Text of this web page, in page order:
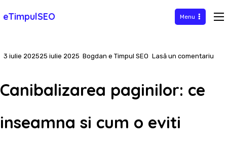
eTimpulSEO Menu
3 iulie 202525 iulie 2025 Bogdan e Timpul SEO Lasă un comentariula
Canibalizarea paginilor: ce
inseamna si cum o eviti